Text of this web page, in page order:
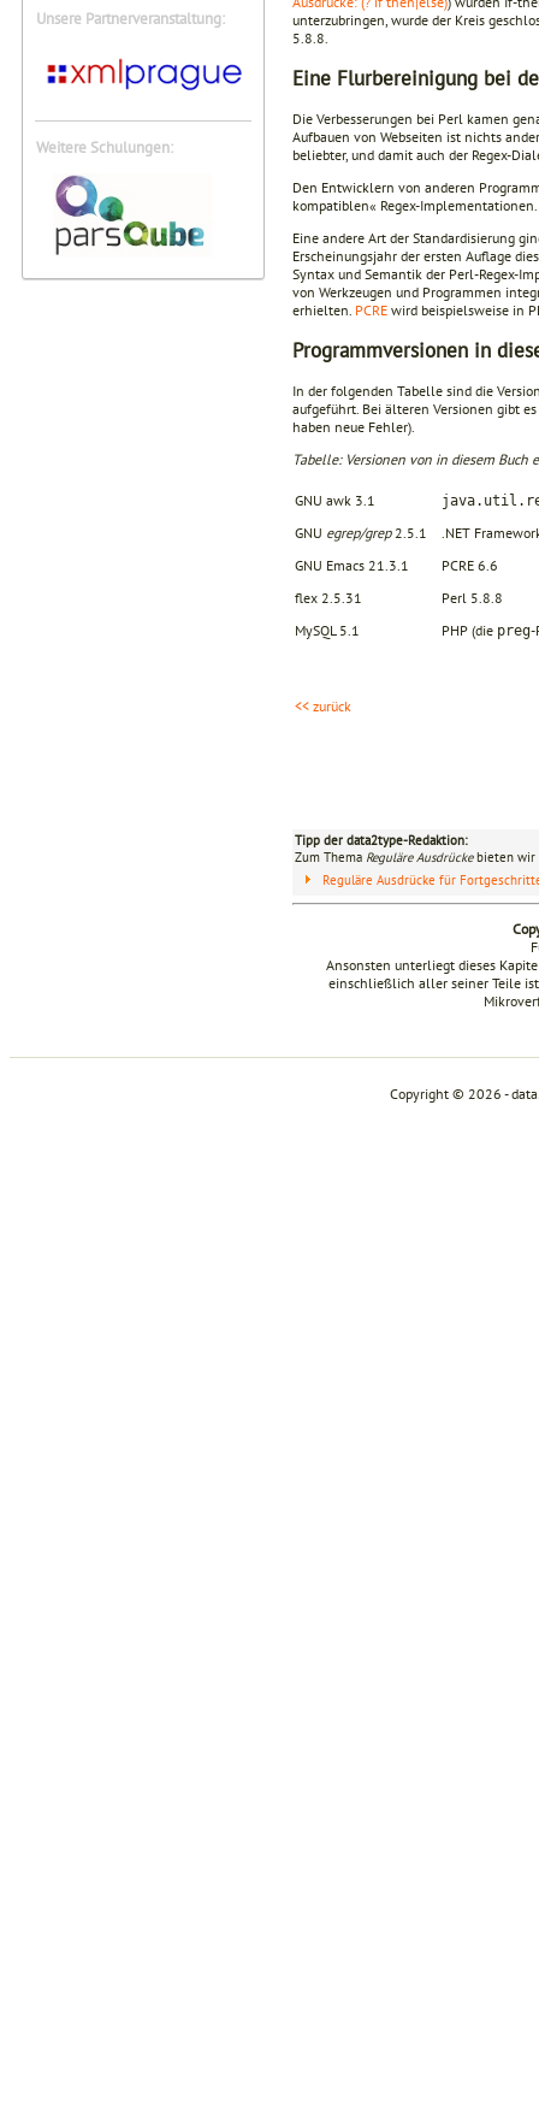
Unsere Partnerveranstaltung:
Weitere Schulungen:
unterzubringen, wurde der Kreis
5.8.8.
Eine Flurbereinigung bei
Die Verbesserungen bei Perl kamen
Aufbauen von Webseiten ist nichts
beliebter, und damit auch der Regex-
Den Entwicklern von anderen
kompatiblen« Regex-
Eine andere Art der Standardisierung
Erscheinungsjahr der ersten Auflage
Syntax und Semantik der Perl-Regex-
von Werkzeugen und Programmen
erhielten. PCRE wird beispielsweise in
Programmversionen in
In der folgenden Tabelle sind die
aufgeführt. Bei älteren Versionen gibt
haben neue Fehler).
Tabelle: Versionen von in diesem Buch
GNU awk 3.1
GNU egrep/grep2.5.1
.NET
GNU Emacs 21.3.1
PCRE 6.6
flex 2.5.31
Perl 5.8.8
MySQL 5.1
PHP (die preg-
<< zurück
Tipp der data2type-Redaktion:
Zum Thema Reguläre Ausdrückebieten wir
Reguläre Ausdrücke für
Ansonsten unterliegt dieses
einschließlich aller seiner Teile
Copyright © 2026 -